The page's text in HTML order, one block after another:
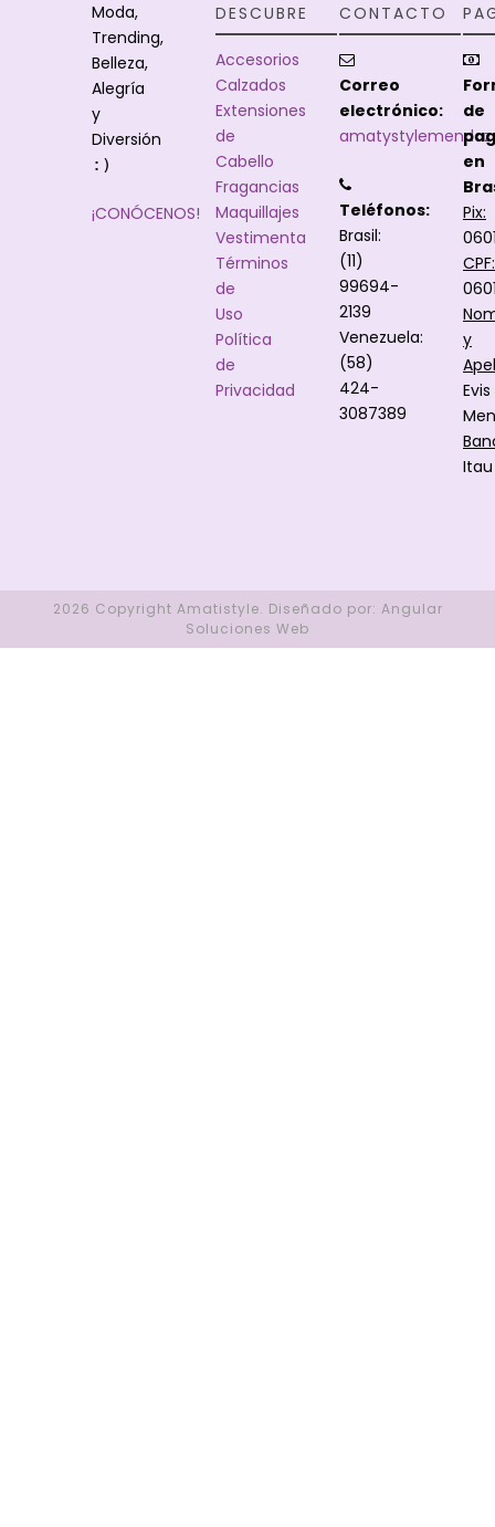
Moda,
Trending,
Belleza,
Alegría
y
Diversión
:)
¡CONÓCENOS!
DESCUBRE
Accesorios
Calzados
Extensiones
de
Cabello
Fragancias
Maquillajes
Vestimenta
Términos
de
Uso
Política
de
Privacidad
CONTACTO
Correo
electrónico:
Teléfonos:
Brasil:
(11)
99694-
2139
Venezuela:
(58)
424-
3087389
de
en
Pix:
CPF:
y
Evis
Itau
2026 Copyright Amatistyle. Diseñado por: Angular
Soluciones Web